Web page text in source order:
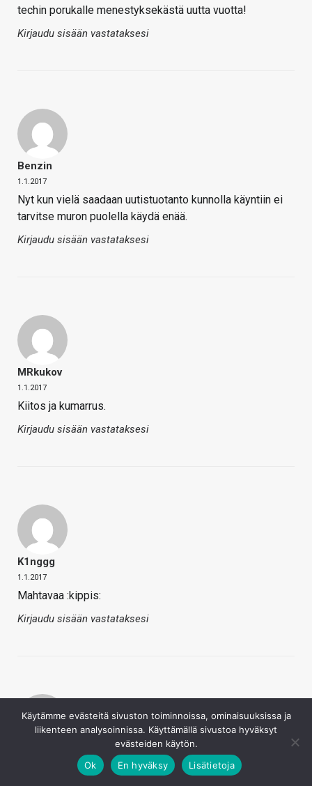
techin porukalle menestyksekästä uutta vuotta!
Kirjaudu sisään vastataksesi
Benzin
1.1.2017
Nyt kun vielä saadaan uutistuotanto kunnolla käyntiin ei
tarvitse muron puolella käydä enää.
Kirjaudu sisään vastataksesi
MRkukov
1.1.2017
Kiitos ja kumarrus.
Kirjaudu sisään vastataksesi
K1nggg
1.1.2017
Mahtavaa :kippis:
Kirjaudu sisään vastataksesi
Käytämme evästeitä sivuston toiminnoissa, ominaisuuksissa ja
liikenteen analysoinnissa. Käyttämällä sivustoa hyväksyt
evästeiden käytön.
Ok
En hyväksy Lisätietoja